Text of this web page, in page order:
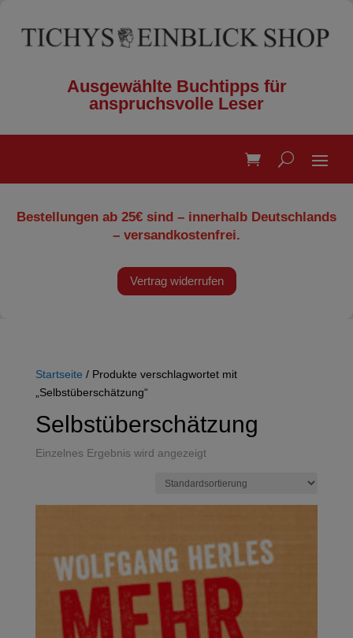
Ausgewählte Buchtipps für
anspruchsvolle Leser
Bestellungen ab 25€ sind – innerhalb Deutschlands
– versandkostenfrei.
Vertrag widerrufen
Startseite / Produkte verschlagwortet mit
„Selbstüberschätzung“
Selbstüberschätzung
Einzelnes Ergebnis wird angezeigt